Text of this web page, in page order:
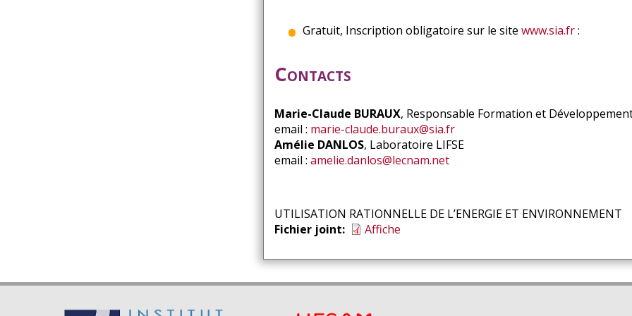
Gratuit, Inscription obligatoire sur le sitewww.sia.fr:
Contacts
Marie-Claude BURAUX, Responsable Formation et
email : marie-claude.buraux@sia.fr
Amélie DANLOS, Laboratoire LIFSE
email :amelie.danlos@lecnam.net
UTILISATION RATIONNELLE DE L’ENERGIE ET ENVIRONNEMENT
Fichier joint
Affiche